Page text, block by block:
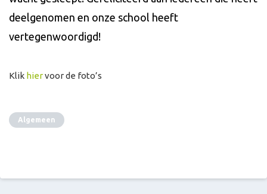
deelgenomen en onze school heeft
vertegenwoordigd!
Klik hiervoor de foto’s
Algemeen